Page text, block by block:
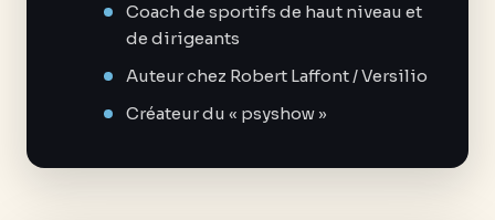
Coach de sportifs de haut niveau et
de dirigeants
Auteur chez Robert Laffont / Versilio
Créateur du « psyshow »